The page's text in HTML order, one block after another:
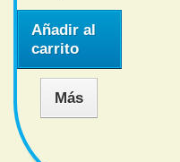
Añadir al
carrito
Más